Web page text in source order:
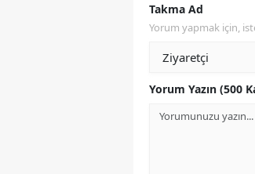
Takma Ad
Yorum yapmak için,
Yorum Yazın (500